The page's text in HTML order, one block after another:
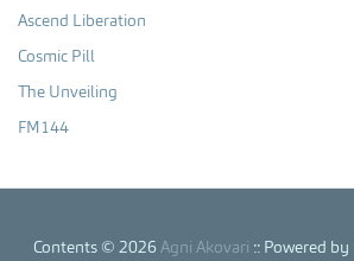
Ascend Liberation
Cosmic Pill
The Unveiling
FM144
Contents © 2026 Agni Akovari :: Powered by